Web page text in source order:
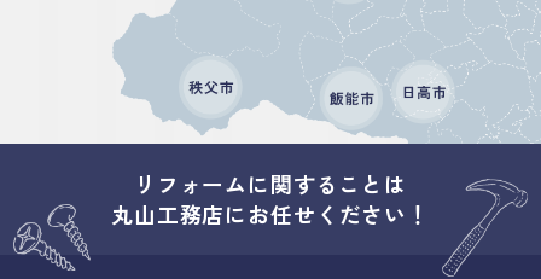
リフォームに関することは
丸山工務店にお任せください！